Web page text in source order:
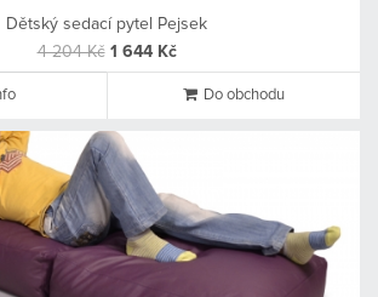
Dětský sedací pytel Pejsek
4 204 Kč 1 644 Kč
Do obchodu